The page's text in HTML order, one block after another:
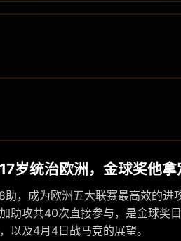
岁统治欧洲，金球奖他拿
助，成为欧洲五大联赛最高效的
助攻共40次直接参与，是金球奖
以及4月4日战马竞的展望。